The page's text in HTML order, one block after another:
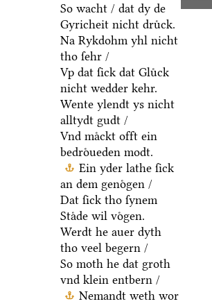
So wacht / dat dy de
Gyricheit nicht druͤck.
Na Rykdohm yhl nicht
tho ſehr /
Vp dat ſick dat Gluͤck
nicht wedder kehr.
Wente ylendt ys nicht
alltydt gudt /
Vnd maͤckt offt ein
bedroͤueden modt.
Ein yder lathe ſick
an dem genoͤgen /
Dat ſick tho ſynem
Staͤde wil voͤgen.
Werdt he auer dyth
tho veel begern /
So moth he dat groth
vnd klein entbern /
Nemandt weth wor